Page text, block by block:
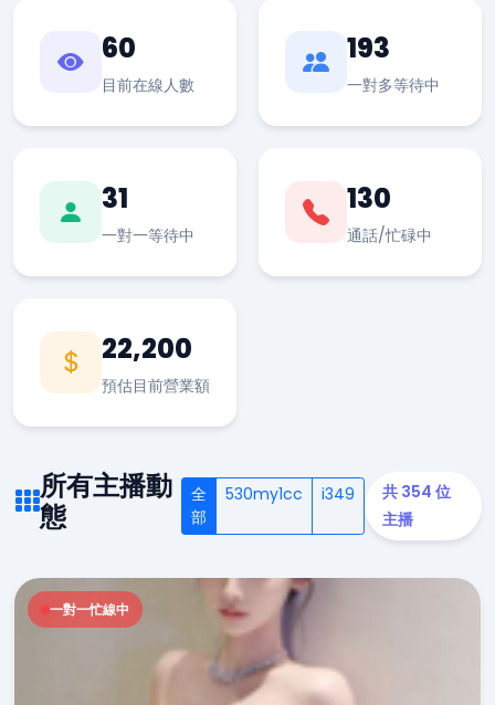
60
目前在線人數
193
一對多等待中
31
一對一等待中
130
通話/忙碌中
22,200
預估目前營業額
所有主播動
態
全
部
530my1cc i349
共 354 位
主播
一對一忙線中